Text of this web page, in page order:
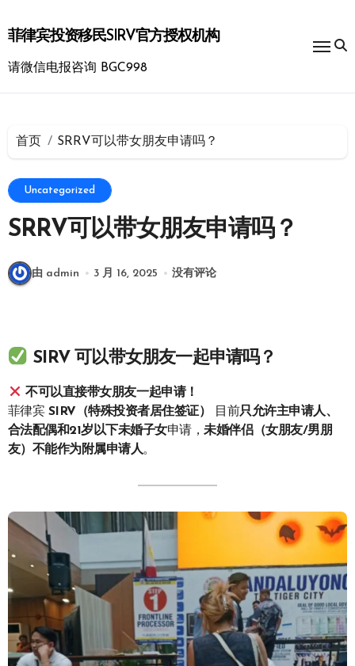
到
内
菲律宾投资移民SIRV官方授权机构
请微信电报咨询 BGC998
首页 SRRV可以带女朋友申请吗？
Uncategorized
SRRV可以带女朋友申请吗？
由 admin 3 月 16, 2025 没有评论
SIRV 可以带女朋友一起申请吗？
不可以直接带女朋友一起申请！
菲律宾 SIRV（特殊投资者居住签证） 目前只允许主申请人、
合法配偶和21岁以下未婚子女申请，未婚伴侣（女朋友/男朋
友）不能作为附属申请人。